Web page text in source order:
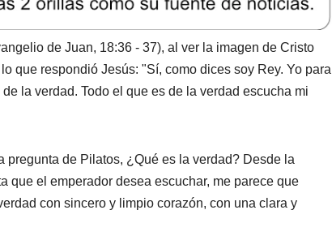
de Juan, 18:36 - 37), al ver la imagen de Cristo
que respondió Jesús: "Sí, como dices soy Rey. Yo para
la verdad. Todo el que es de la verdad escucha mi
pregunta de Pilatos, ¿Qué es la verdad? Desde la
que el emperador desea escuchar, me parece que
con sincero y limpio corazón, con una clara y